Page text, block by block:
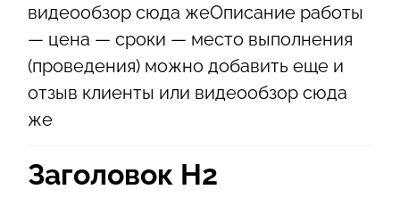
видеообзор сюда жеОписание работы
— цена — сроки — место выполнения
(проведения) можно добавить еще и
отзыв клиенты или видеообзор сюда
же
Заголовок Н2